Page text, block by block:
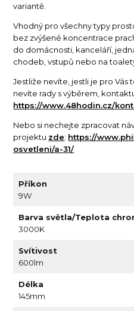
variantě.
Vhodný pro všechny typy
bez zvýšené koncentrace
do domácnosti, kanceláří,
chodeb, vstupů nebo na
Jestliže nevíte, jestli je pro
nevíte rady s výběrem,
https://www.48hodin.cz/
Nebo si nechejte zpracovat
projektu zde: https://
osvetleni/a-31/
Příkon
9W
Barva světla/Teplota
3000K
Svítivost
600lm
Délka
145mm